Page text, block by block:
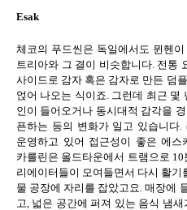
Esak
체코의 푸드씬은 독일에서도 뮌헨
트리아와 그 결이 비슷합니다. 전통
사이드로 감자 혹은 감자로 만든 덤
얹어 나오는 식이죠 그런데 최근 몇
인이 들어오거나 동시대적 감각을
픈하는 등의 변화가 일고 있습니다
운영하고 있어 접근성이 좋은 에스
카를린은 올드타운에서 트램으로 10
리에이터들이 모여들면서 다시 활기
물 공장에 자리를 잡았고요 .매장에
고 넓은 공간에 퍼져 있는 음식 냄